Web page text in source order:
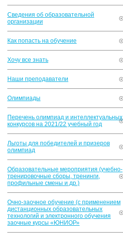
Сведения об образовательной
организации
Как попасть на обучение
Хочу все знать
Наши преподаватели
Олимпиады
Перечень олимпиад и интеллектуальных
конкурсов на 2021/22 учебный год
Льготы для победителей и призеров
олимпиад
Образовательные мероприятия (учебно-
тренировочные сборы, тренинги,
профильные смены и др.)
Очно-заочное обучение (с применением
дистанционных образовательных
технологий и электронного обучения
заочные курсы «ЮНИОР»